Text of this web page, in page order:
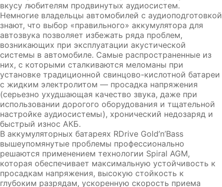
вкусу любителям продвинутых аудиосистем.
Немногие владельцы автомобилей с аудиоподготовкой
знают, что выбор «правильного» аккумулятора для
автозвука позволяет избежать ряда проблем,
возникающих при эксплуатации акустической
системы в автомобиле. Самые распространенные из
них, с которыми сталкиваются меломаны при
установке традиционной свинцово-кислотной батареи
с жидким электролитом — просадка напряжения
(серьезно ухудшающая качество звука, даже при
использовании дорогого оборудования и тщательной
настройке аудиосистемы), хронический недозаряд и
быстрый износ АКБ.
В аккумуляторных батареях RDrive Gold’n’Bass
вышеупомянутые проблемы профессионально
решаются применением технологии Spiral AGM,
которая обеспечивает максимальную устойчивость к
просадкам напряжения, высокую стойкость к
глубоким разрядам, ускоренную скорость приема